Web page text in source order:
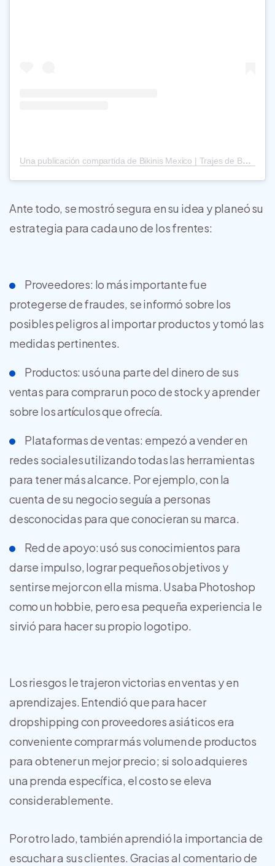
Una publicación compartida de Bikinis Mexico | Trajes de Baño Mexico | Swimwear (@vitatendencia)
Ante todo, se mostró segura en su idea y planeó su
estrategia para cada uno de los frentes:
Proveedores: lo más importante fue
protegerse de fraudes, se informó sobre los
posibles peligros al importar productos y tomó las
medidas pertinentes.
Productos: usó una parte del dinero de sus
ventas para comprar un poco de stock y aprender
sobre los artículos que ofrecía.
Plataformas de ventas: empezó a vender en
redes sociales utilizando todas las herramientas
para tener más alcance. Por ejemplo, con la
cuenta de su negocio seguía a personas
desconocidas para que conocieran su marca.
Red de apoyo: usó sus conocimientos para
darse impulso, lograr pequeños objetivos y
sentirse mejor con ella misma. Usaba Photoshop
como un hobbie, pero esa pequeña experiencia le
sirvió para hacer su propio logotipo.
Los riesgos le trajeron victorias en ventas y en
aprendizajes. Entendió que para hacer
dropshipping con proveedores asiáticos era
conveniente comprar más volumen de productos
para obtener un mejor precio; si solo adquieres
una prenda específica, el costo se eleva
considerablemente.
Por otro lado, también aprendió la importancia de
escuchar a sus clientes. Gracias al comentario de